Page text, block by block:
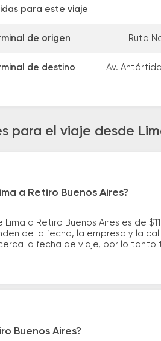
para este viaje
de origen Ruta
de destino Av.
para el viaje desde
a Retiro Buenos Aires?
a Retiro Buenos Aires es de
de la fecha, la empresa y la
la fecha de viaje, por lo
Buenos Aires?